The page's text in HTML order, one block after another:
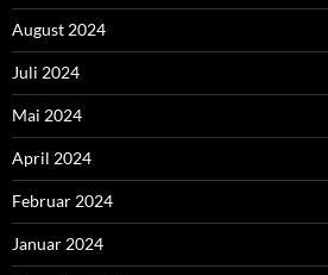
August 2024
Juli 2024
Mai 2024
April 2024
Februar 2024
Januar 2024